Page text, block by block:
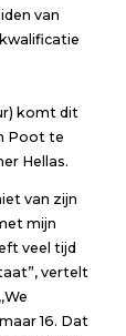
van
komt dit
Poot te
Hellas.
van zijn
mijn
veel tijd
vertelt
16. Dat